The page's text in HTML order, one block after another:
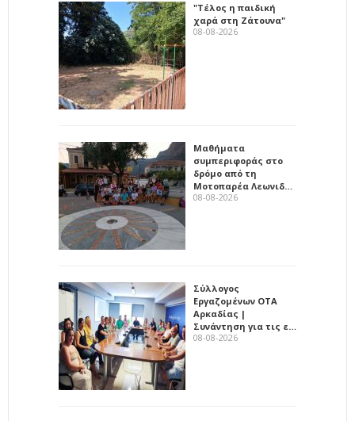
"Τέλος η παιδική
χαρά στη Ζάτουνα"
08-08-2026
Μαθήματα
συμπεριφοράς στο
δρόμο από τη
Μοτοπαρέα Λεωνιδ…
08-08-2026
Σύλλογος
Εργαζομένων ΟΤΑ
Αρκαδίας |
Συνάντηση για τις ε…
08-08-2026